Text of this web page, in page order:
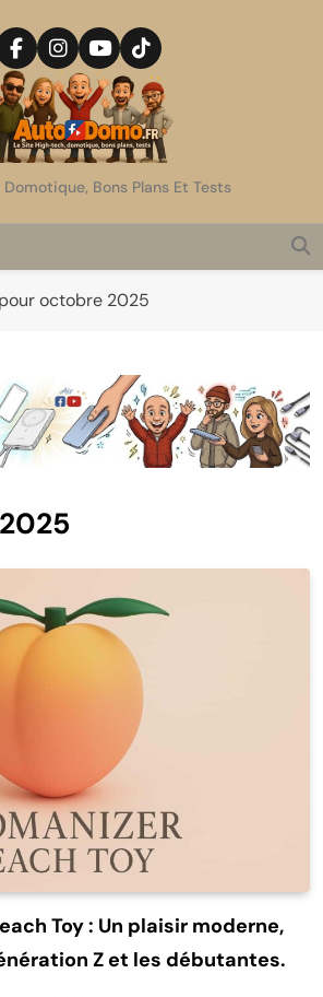
Domotique, Bons Plans Et Tests
octobre 2025
Toy : Un plaisir moderne,
Z et les débutantes.